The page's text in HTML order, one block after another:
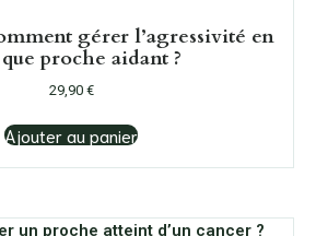
gérer l’agressivité en
proche aidant ?
29,90 €
Ajouter au panier